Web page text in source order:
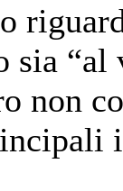
non